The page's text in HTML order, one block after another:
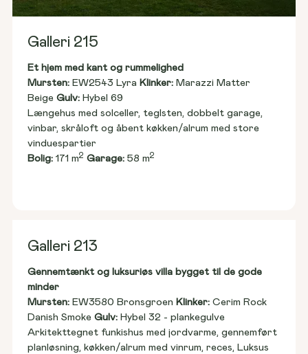
Galleri 215
Et hjem med kant og rummelighed
Mursten: EW2543 Lyra Klinker: Marazzi Matter
Beige Gulv: Hybel 69
Længehus med solceller, teglsten, dobbelt garage,
vinbar, skråloft og åbent køkken/alrum med store
vinduespartier
Bolig: 171 m2 Garage: 58 m2
Galleri 213
Gennemtænkt og luksuriøs villa bygget til de gode
minder
Mursten: EW3580 Bronsgroen Klinker: Cerim Rock
Danish Smoke Gulv: Hybel 32 - plankegulve
Arkitekttegnet funkishus med jordvarme, gennemført
planløsning, køkken/alrum med vinrum, reces, Luksus